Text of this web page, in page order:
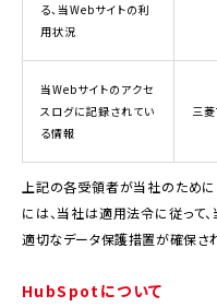
る、当Webサイトの利
用状況
当Webサイトのアクセ
スログに記録されてい
る情報
三
上記の各受領者が当社のため
には、当社は適用法令に従って
適切なデータ保護措置が確保され
HubSpotについて